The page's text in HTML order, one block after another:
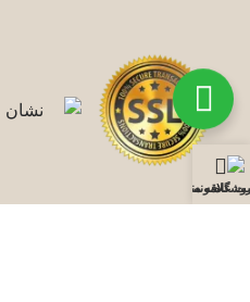
علاقه مندی ها
نمونه کارها